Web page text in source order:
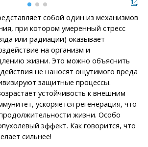
собой один из механизмов
при котором умеренный стресс
или радиации) оказывает
на организм и
жизни. Это можно объяснить
не наносят ощутимого вреда
защитные процессы.
устойчивость к внешним
ускоряется регенерация, что
жизни. Особо
эффект. Как говорится, что
сильнее!